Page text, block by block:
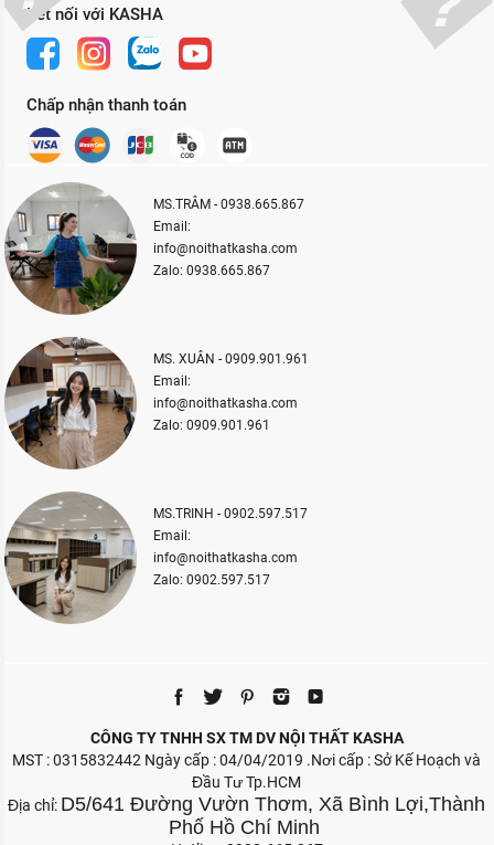
Kết nối với KASHA
Chấp nhận thanh toán
MS.TRÂM - 0938.665.867
Email:
info@noithatkasha.com
Zalo: 0938.665.867
MS. XUÂN - 0909.901.961
Email:
info@noithatkasha.com
Zalo: 0909.901.961
MS.TRINH - 0902.597.517
Email:
info@noithatkasha.com
Zalo: 0902.597.517
CÔNG TY TNHH SX TM DV NỘI THẤT KASHA
MST : 0315832442 Ngày cấp : 04/04/2019 .Nơi cấp : Sở Kế Hoạch và
Đầu Tư Tp.HCM
Địa chỉ: D5/641 Đường Vườn Thơm, Xã Bình Lợi,Thành
Phố Hồ Chí Minh